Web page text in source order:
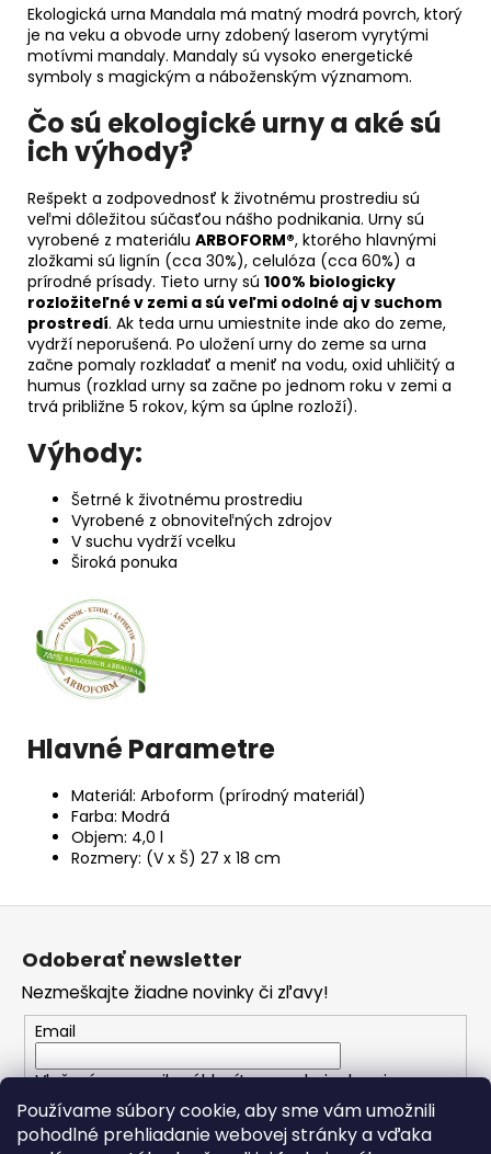
Používame súbory cookie, aby sme vám umožnili
pohodlné prehliadanie webovej stránky a vďaka
Ekologická urna Mandala má matný modrá povrch, ktorý
je na veku a obvode urny zdobený laserom vyrytými
motívmi mandaly. Mandaly sú vysoko energetické
symboly s magickým a náboženským významom.
Čo sú ekologické urny a aké sú
ich výhody?
Rešpekt a zodpovednosť k životnému prostrediu sú
veľmi dôležitou súčasťou nášho podnikania. Urny sú
vyrobené z materiálu ARBOFORM®, ktorého hlavnými
zložkami sú lignín (cca 30%), celulóza (cca 60%) a
prírodné prísady. Tieto urny sú 100% biologicky
rozložiteľné v zemi a sú veľmi odolné aj v suchom
prostredí. Ak teda urnu umiestnite inde ako do zeme,
vydrží neporušená. Po uložení urny do zeme sa urna
začne pomaly rozkladať a meniť na vodu, oxid uhličitý a
humus (rozklad urny sa začne po jednom roku v zemi a
trvá približne 5 rokov, kým sa úplne rozloží).
Výhody:
Šetrné k životnému prostrediu
Vyrobené z obnoviteľných zdrojov
V suchu vydrží vcelku
Široká ponuka
Hlavné Parametre
Materiál: Arboform (prírodný materiál)
Farba: Modrá
Objem: 4,0 l
Rozmery: (V x Š) 27 x 18 cm
Z
e
Odoberať newsletter
Nezmeškajte žiadne novinky či zľavy!
Email
Vložením e-mailu súhlasíte spodmienkami
ochrany osobných údajov